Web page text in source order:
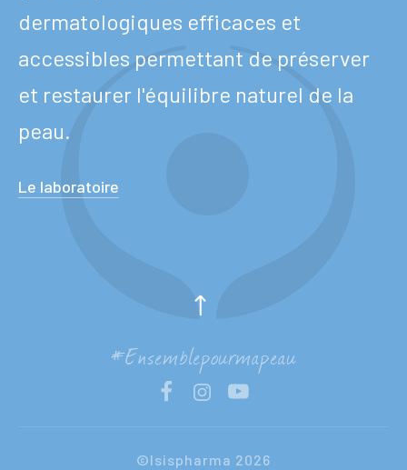
dermatologiques efficaces et
accessibles permettant de préserver
et restaurer l'équilibre naturel de la
peau.
Le laboratoire
#Ensemblepourmapeau
©Isispharma 2026